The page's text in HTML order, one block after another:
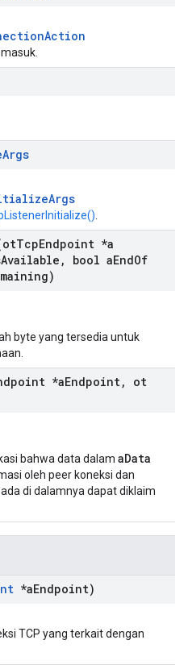
Args
TcpEndpoint *a
Available , bool aEndOf
byte yang tersedia untuk
*aEndpoint,
ot
bahwa data dalam aData
oleh peer koneksi dan
di dalamnya dapat diklaim
*aEndpoint)
TCP yang terkait dengan